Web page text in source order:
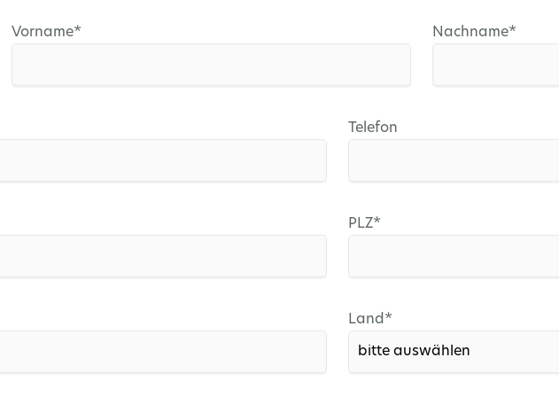
Pflichtfeld
Vorname* Pflichtfeld
Nachname*
Telefon
Pflichtfeld
PLZ*
Pflichtfeld
Land*